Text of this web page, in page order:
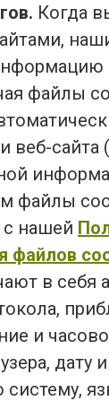
Когда
файлы
веб-сайта
файлы
с нашей
файлов
в себя
и
дату
систему,